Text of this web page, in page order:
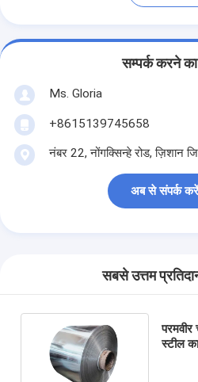
सम्पर्क करने
Ms. Gloria
+8615139745658
नंबर 22, नोंगक्सिन्हे रोड, ज़िशान
अब से संपर्क
सबसे उत्तम
स्टील